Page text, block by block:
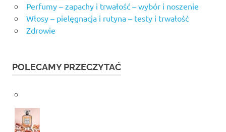
Perfumy – zapachy i trwałość – wybór i noszenie
Włosy – pielęgnacja i rutyna – testy i trwałość
Zdrowie
POLECAMY PRZECZYTAĆ